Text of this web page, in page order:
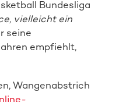
Bundesliga
vielleicht ein
seine
empfiehlt,
Wangenabstrich